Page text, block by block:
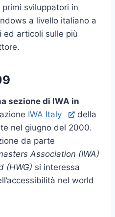
sviluppatori in
a livello italiano a
ed articoli sulle più
sezione di IWA in
IWA Italy
della
nel giugno del 2000.
da parte
Association (IWA)
(HWG) si interessa
nel world